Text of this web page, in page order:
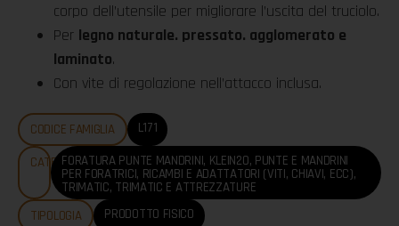
corpo dell’utensile per migliorare l’uscita del truciolo.
Per legno naturale. pressato. agglomerato e
laminato.
Con vite di regolazione nell’attacco inclusa.
CODICE FAMIGLIA L171
CATEGORIEFORATURA PUNTE MANDRINI, KLEIN20, PUNTE E MANDRINI
PER FORATRICI, RICAMBI E ADATTATORI (VITI, CHIAVI, ECC),
TRIMATIC, TRIMATIC E ATTREZZATURE
TIPOLOGIA
PRODOTTO FISICO